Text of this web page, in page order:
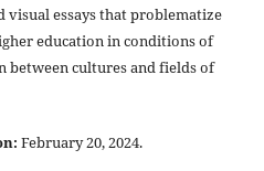
visual essays that problematize
education in conditions of
between cultures and fields of
February 20, 2024.